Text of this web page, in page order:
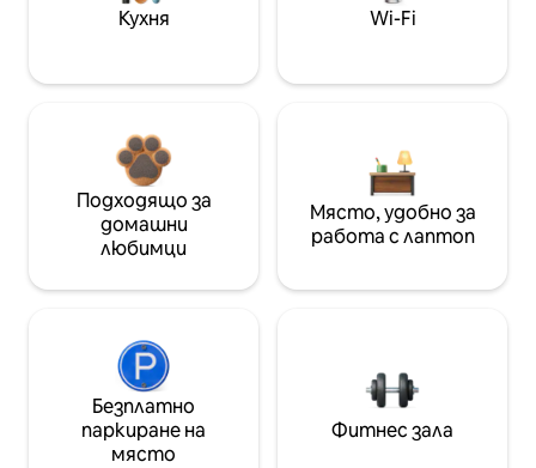
Кухня Wi-Fi
Подходящо за
домашни
любимци
Място, удобно за
работа с лаптоп
Безплатно
паркиране на
място
Фитнес зала